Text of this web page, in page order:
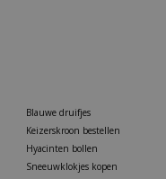
Blauwe druifjes
Keizerskroon bestellen
Hyacinten bollen
Sneeuwklokjes kopen